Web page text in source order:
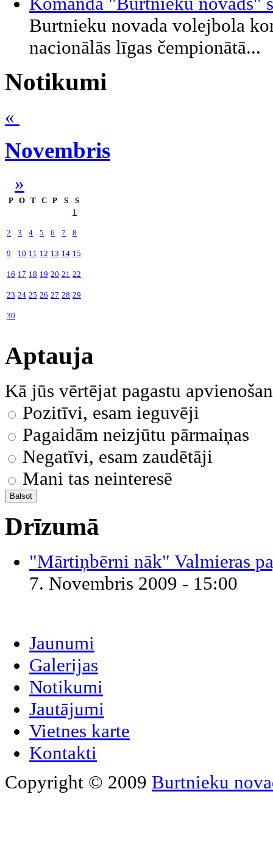
Burtnieku novada volejbola
nacionālās līgas čempionātā...
Notikumi
«
Novembris
»
P O T C P S
S
1
2 3 4 5 6 7 8
9 10 11 12 13 14 15
16 17 18 19 20 21 22
23 24 25 26 27 28 29
30
Aptauja
Kā jūs vērtējat pagastu
Pozitīvi, esam ieguvēji
Pagaidām neizjūtu pārmaiņas
Negatīvi, esam zaudētāji
Mani tas neinteresē
Drīzumā
"Mārtiņbērni nāk" Valmieras
7. Novembris 2009 - 15:00
Jaunumi
Galerijas
Notikumi
Jautājumi
Vietnes karte
Kontakti
Copyright © 2009 Burtnieku